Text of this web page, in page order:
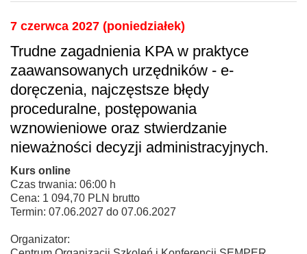
7 czerwca 2027 (poniedziałek)
Trudne zagadnienia KPA w praktyce
zaawansowanych urzędników - e-
doręczenia, najczęstsze błędy
proceduralne, postępowania
wznowieniowe oraz stwierdzanie
nieważności decyzji administracyjnych.
Kurs online
Czas trwania: 06:00 h
Cena: 1 094,70 PLN brutto
Termin: 07.06.2027 do 07.06.2027
Organizator: